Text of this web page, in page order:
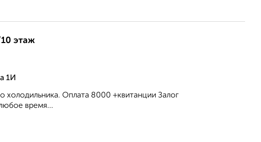
этаж
1И
холодильника. Оплата 8000 +квитанции Залог
время...